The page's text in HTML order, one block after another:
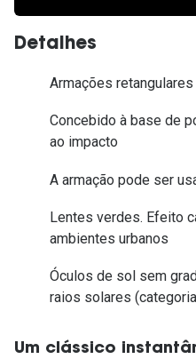
Detalhes
Armações
Concebido à base de
ao impacto
A armação pode ser
Lentes verdes. Efeito
ambientes urbanos
Óculos de sol sem
raios solares
Um clássico